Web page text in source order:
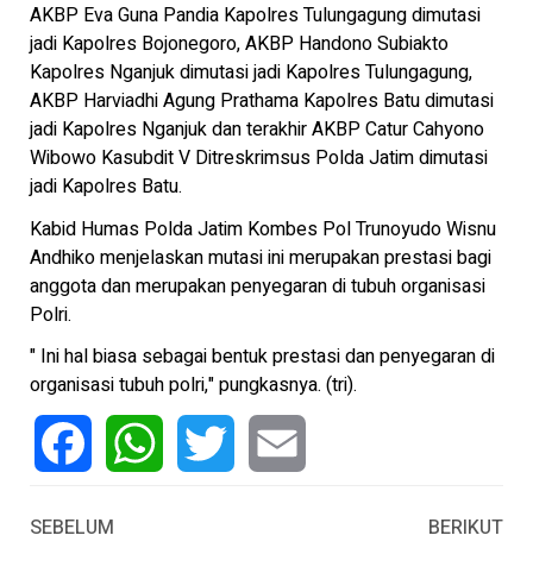
AKBP Eva Guna Pandia Kapolres Tulungagung dimutasi
jadi Kapolres Bojonegoro, AKBP Handono Subiakto
Kapolres Nganjuk dimutasi jadi Kapolres Tulungagung,
AKBP Harviadhi Agung Prathama Kapolres Batu dimutasi
jadi Kapolres Nganjuk dan terakhir AKBP Catur Cahyono
Wibowo Kasubdit V Ditreskrimsus Polda Jatim dimutasi
jadi Kapolres Batu.
Kabid Humas Polda Jatim Kombes Pol Trunoyudo Wisnu
Andhiko menjelaskan mutasi ini merupakan prestasi bagi
anggota dan merupakan penyegaran di tubuh organisasi
Polri.
" Ini hal biasa sebagai bentuk prestasi dan penyegaran di
organisasi tubuh polri," pungkasnya. (tri).
SEBELUM
BERIKUT